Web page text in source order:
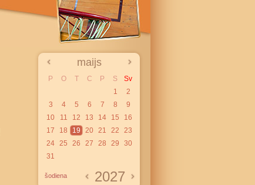
maijs
P O T C P S
Sv
1
2
3
4 5 6 7 8
9
10
11 12 13 14 15
16
17
18 19 20 21 22
23
24 25 26 27 28 29
30
31
šodiena 2027